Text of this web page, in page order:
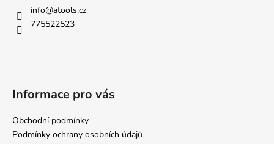
info@atools.cz
775522523
Informace pro vás
Obchodní podmínky
Podmínky ochrany osobních údajů